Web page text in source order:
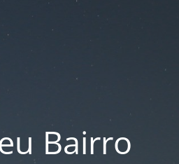
Bairro